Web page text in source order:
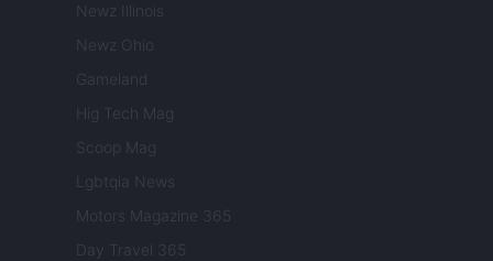
Newz Illinois
Newz Ohio
Gameland
Hig Tech Mag
Scoop Mag
Lgbtqia News
Motors Magazine 365
Day Travel 365